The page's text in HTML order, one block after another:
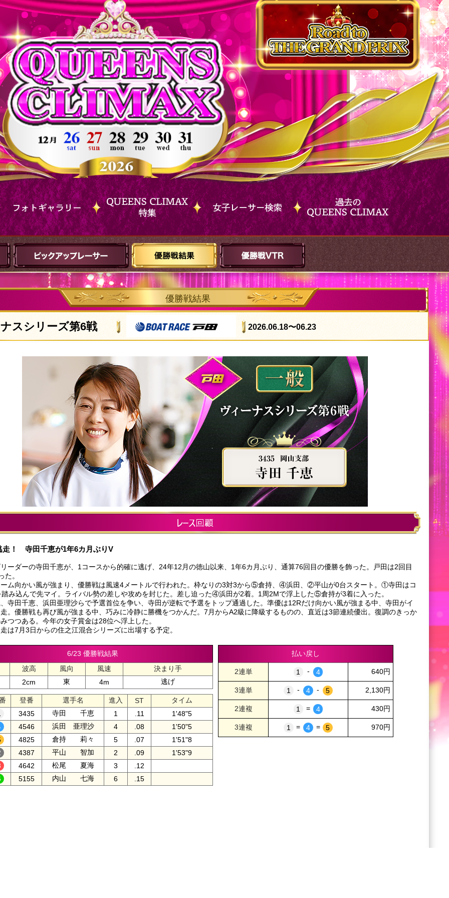
優勝戦結果
スシリーズ第6戦 2026.06.18〜06.23
走！ 寺田千恵が1年6カ月ぶりV
ーダーの寺田千恵が、1コースから的確に逃げ、24年12月の徳山以来、1年6カ月ぶり、通算76回目の優勝を飾った。戸田は2回目
た。
ム向かい風が強まり、優勝戦は風速4メートルで行われた。枠なりの3対3から⑤倉持、④浜田、②平山が0台スタート。①寺田はコ
み込んで先マイ。ライバル勢の差しや攻めを封じた。差し迫った④浜田が2着。1周2Mで浮上した⑤倉持が3着に入った。
寺田千恵、浜田亜理沙らで予選首位を争い、寺田が逆転で予選をトップ通過した。準優は12Rだけ向かい風が強まる中、寺田がイ
。優勝戦も再び風が強まる中、巧みに冷静に勝機をつかんだ。7月からA2級に降級するものの、直近は3節連続優出。復調のきっか
つつある。今年の女子賞金は28位へ浮上した。
は7月3日からの住之江混合シリーズに出場する予定。
6/23 優勝戦結果
波高
風向 風速
決まり手
2cm
東 4m 逃げ
登番 選手名 進入 ST
タイム
3435
寺田 千恵 1 .11
1'48"5
4546
浜田 亜理沙 4 .08
1'50"5
4825
倉持 莉々 5 .07
1'51"8
4387
平山 智加 2 .09
1'53"9
4642
松尾 夏海 3
.12
5155
内山 七海 6 .15
払い戻し
- 640円
- - 2,130円
= 430円
= = 970円